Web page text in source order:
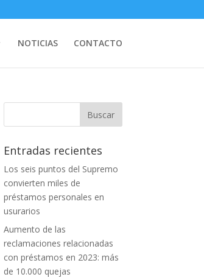
NOTICIAS CONTACTO
Entradas recientes
Los seis puntos del Supremo
convierten miles de
préstamos personales en
usurarios
Aumento de las
reclamaciones relacionadas
con préstamos en 2023: más
de 10.000 quejas